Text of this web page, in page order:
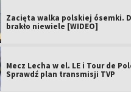
Zacięta walka polskiej ósemki.
brakło niewiele [WIDEO]
Mecz Lecha w el. LE i Tour de
Sprawdź plan transmisji TVP